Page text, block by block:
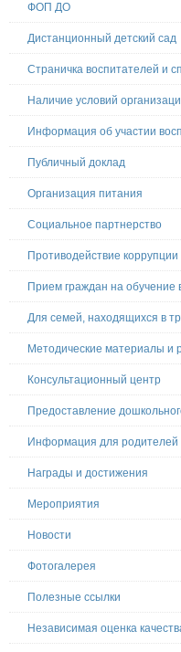
ФОП ДО
Дистанционный детский сад
Страничка воспитателей и
Наличие условий
Информация об участии
Публичный доклад
Организация питания
Социальное партнерство
Противодействие коррупции
Прием граждан на
Для семей, находящихся в
Методические материалы и
Консультационный центр
Предоставление
Информация для родителей
Награды и достижения
Мероприятия
Новости
Фотогалерея
Полезные ссылки
Независимая оценка